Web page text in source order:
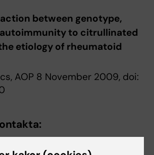
between genotype,
to citrullinated
etiology of rheumatoid
AOP 8 November 2009, doi: